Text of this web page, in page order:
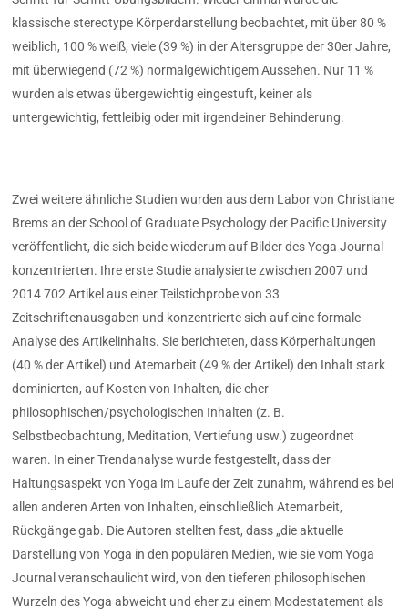
klassische stereotype Körperdarstellung beobachtet, mit über 80 %
weiblich, 100 % weiß, viele (39 %) in der Altersgruppe der 30er Jahre,
mit überwiegend (72 %) normalgewichtigem Aussehen. Nur 11 %
wurden als etwas übergewichtig eingestuft, keiner als
untergewichtig, fettleibig oder mit irgendeiner Behinderung.
Zwei weitere ähnliche Studien wurden aus dem Labor von Christiane
Brems an der School of Graduate Psychology der Pacific University
veröffentlicht, die sich beide wiederum auf Bilder des Yoga Journal
konzentrierten. Ihre erste Studie analysierte zwischen 2007 und
2014 702 Artikel aus einer Teilstichprobe von 33
Zeitschriftenausgaben und konzentrierte sich auf eine formale
Analyse des Artikelinhalts. Sie berichteten, dass Körperhaltungen
(40 % der Artikel) und Atemarbeit (49 % der Artikel) den Inhalt stark
dominierten, auf Kosten von Inhalten, die eher
philosophischen/psychologischen Inhalten (z. B.
Selbstbeobachtung, Meditation, Vertiefung usw.) zugeordnet
waren. In einer Trendanalyse wurde festgestellt, dass der
Haltungsaspekt von Yoga im Laufe der Zeit zunahm, während es bei
allen anderen Arten von Inhalten, einschließlich Atemarbeit,
Rückgänge gab. Die Autoren stellten fest, dass „die aktuelle
Darstellung von Yoga in den populären Medien, wie sie vom Yoga
Journal veranschaulicht wird, von den tieferen philosophischen
Wurzeln des Yoga abweicht und eher zu einem Modestatement als